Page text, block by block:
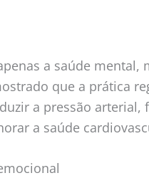
a saúde mental,
que a prática
a pressão arterial,
a saúde